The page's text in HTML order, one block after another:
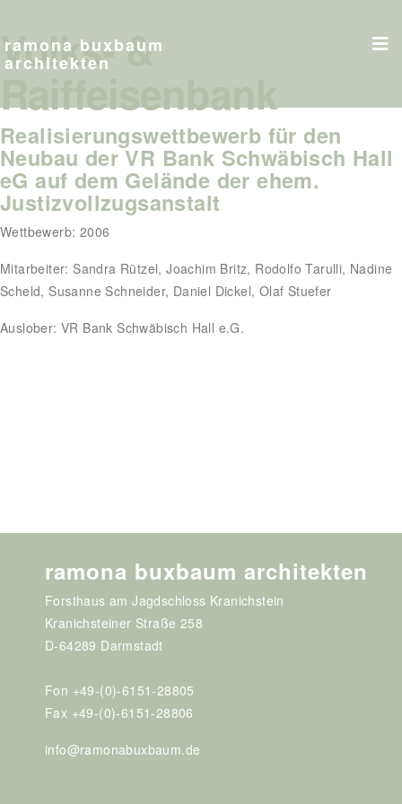
ramona buxbaum
architekten
Volks- &
Raiffeisenbank
Realisierungswettbewerb für den
Neubau der VR Bank Schwäbisch Hall
eG auf dem Gelände der ehem.
Justizvollzugsanstalt
Wettbewerb: 2006
Mitarbeiter: Sandra Rützel, Joachim Britz, Rodolfo Tarulli, Nadine
Scheld, Susanne Schneider, Daniel Dickel, Olaf Stuefer
Auslober: VR Bank Schwäbisch Hall e.G.
ramona buxbaum architekten
Forsthaus am Jagdschloss Kranichstein
Kranichsteiner Straße 258
D-64289 Darmstadt
Fon +49-(0)-6151-28805
Fax +49-(0)-6151-28806
info@ramonabuxbaum.de